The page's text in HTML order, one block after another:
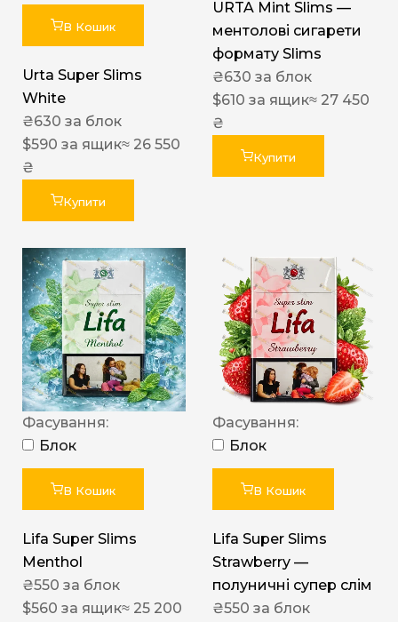
В Кошик
Urta Super Slims
White
₴630 за блок
$590 за ящик≈ 26 550
₴
Купити
URTA Mint Slims —
ментолові сигарети
формату Slims
₴630 за блок
$610 за ящик≈ 27 450
₴
Купити
Фасування:
Блок
В Кошик
Lifa Super Slims
Menthol
₴550 за блок
$560 за ящик≈ 25 200
Фасування:
Блок
В Кошик
Lifa Super Slims
Strawberry —
полуничні супер слім
₴550 за блок